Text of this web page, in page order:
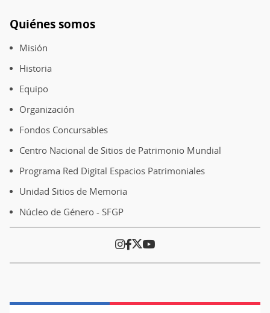
Pie
de
página
Quiénes somos
Misión
Historia
Equipo
Organización
Fondos Concursables
Centro Nacional de Sitios de Patrimonio Mundial
Programa Red Digital Espacios Patrimoniales
Unidad Sitios de Memoria
Núcleo de Género - SFGP